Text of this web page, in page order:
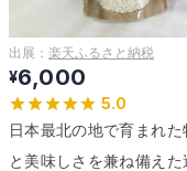
出展： 楽天ふるさと納税
¥6,000
5.0
日本最北の地で育まれ
と美味しさを兼ね備えた